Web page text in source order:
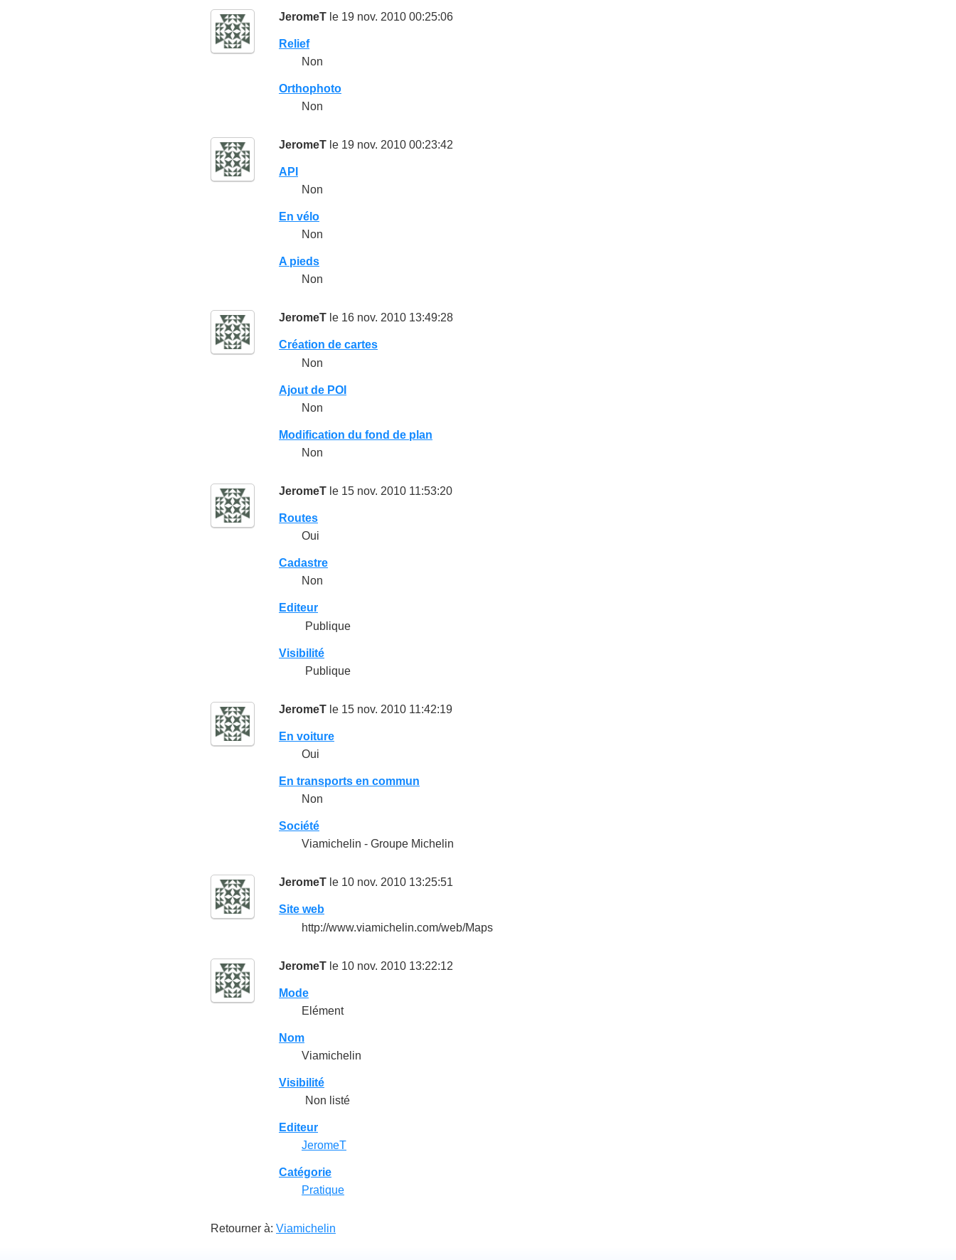
JeromeT le 19 nov. 2010 00:25:06
Relief
Non
Orthophoto
Non
JeromeT le 19 nov. 2010 00:23:42
API
Non
En vélo
Non
A pieds
Non
JeromeT le 16 nov. 2010 13:49:28
Création de cartes
Non
Ajout de POI
Non
Modification du fond de plan
Non
JeromeT le 15 nov. 2010 11:53:20
Routes
Oui
Cadastre
Non
Editeur
Publique
Visibilité
Publique
JeromeT le 15 nov. 2010 11:42:19
En voiture
Oui
En transports en commun
Non
Société
Viamichelin - Groupe Michelin
JeromeT le 10 nov. 2010 13:25:51
Site web
http://www.viamichelin.com/web/Maps
JeromeT le 10 nov. 2010 13:22:12
Mode
Elément
Nom
Viamichelin
Visibilité
Non listé
Editeur
JeromeT
Catégorie
Pratique
Retourner à: Viamichelin